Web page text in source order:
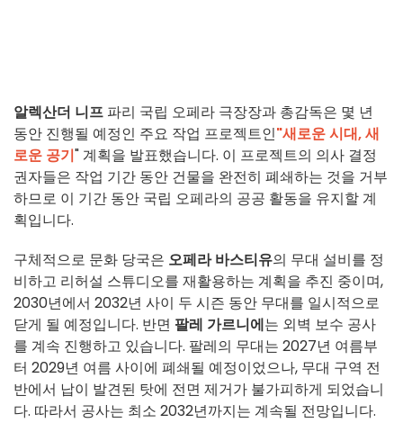
알렉산더 니프 파리 국립 오페라 극장장과 총감독은 몇 년
동안 진행될 예정인 주요 작업 프로젝트인"새로운 시대, 새
로운 공기" 계획을 발표했습니다. 이 프로젝트의 의사 결정
권자들은 작업 기간 동안 건물을 완전히 폐쇄하는 것을 거부
하므로 이 기간 동안 국립 오페라의 공공 활동을 유지할 계
획입니다.
구체적으로 문화 당국은 오페라 바스티유의 무대 설비를 정
비하고 리허설 스튜디오를 재활용하는 계획을 추진 중이며,
2030년에서 2032년 사이 두 시즌 동안 무대를 일시적으로
닫게 될 예정입니다. 반면 팔레 가르니에는 외벽 보수 공사
를 계속 진행하고 있습니다. 팔레의 무대는 2027년 여름부
터 2029년 여름 사이에 폐쇄될 예정이었으나, 무대 구역 전
반에서 납이 발견된 탓에 전면 제거가 불가피하게 되었습니
다. 따라서 공사는 최소 2032년까지는 계속될 전망입니다.